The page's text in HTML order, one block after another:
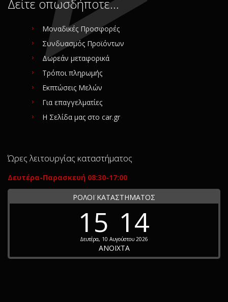
Δείτε οπωσδήποτε…
Μοναδικές Προσφορές
Συνδυασμός Προϊόντων
Δωρεάν μεταφορικά
Τρόποι πληρωμής
Εκπτώσεις Μελών
Για επαγγελματίες
Η Σελίδα μας στο car.gr
Ώρες λειτουργίας καταστήματος
Δευτέρα-Παρασκευή 08:30-17:00
ΡΟΛΟΪ ΚΑΤΑΣΤΗΜΑΤΟΣ
15 14
Δευτέρα, 10 Αυγούστου 2026
ΑΝΟΙΧΤΑ